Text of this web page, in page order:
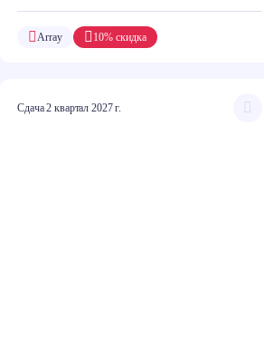
10% скидка
Array
Сдача 2 квартал 2027 г.